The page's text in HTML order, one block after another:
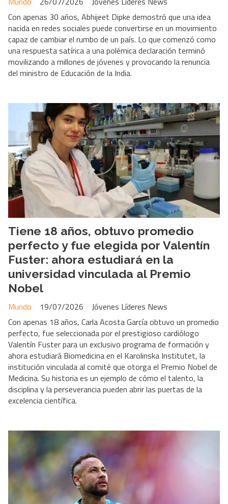
Con apenas 30 años, Abhijeet Dipke demostró que una idea
nacida en redes sociales puede convertirse en un movimiento
capaz de cambiar el rumbo de un país. Lo que comenzó como
una respuesta satírica a una polémica declaración terminó
movilizando a millones de jóvenes y provocando la renuncia
del ministro de Educación de la India.
Tiene 18 años, obtuvo promedio
perfecto y fue elegida por Valentín
Fuster: ahora estudiará en la
universidad vinculada al Premio
Nobel
Jóvenes Líderes News
Mundo
19/07/2026
Con apenas 18 años, Carla Acosta García obtuvo un promedio
perfecto, fue seleccionada por el prestigioso cardiólogo
Valentín Fuster para un exclusivo programa de formación y
ahora estudiará Biomedicina en el Karolinska Institutet, la
institución vinculada al comité que otorga el Premio Nobel de
Medicina. Su historia es un ejemplo de cómo el talento, la
disciplina y la perseverancia pueden abrir las puertas de la
excelencia científica.